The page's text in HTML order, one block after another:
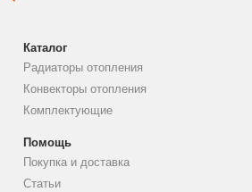
Каталог
Радиаторы отопления
Конвекторы отопления
Комплектующие
Помощь
Покупка и доставка
Статьи